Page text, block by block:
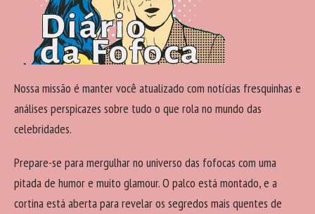
Nossa missão é manter você atualizado com notícias fresquinhas e
análises perspicazes sobre tudo o que rola no mundo das
celebridades.
Prepare-se para mergulhar no universo das fofocas com uma
pitada de humor e muito glamour. O palco está montado, e a
cortina está aberta para revelar os segredos mais quentes de